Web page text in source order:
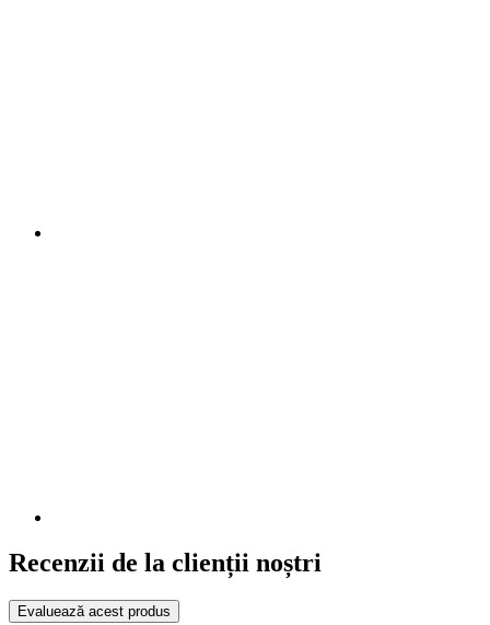
Recenzii de la clienții noștri
Evaluează acest produs